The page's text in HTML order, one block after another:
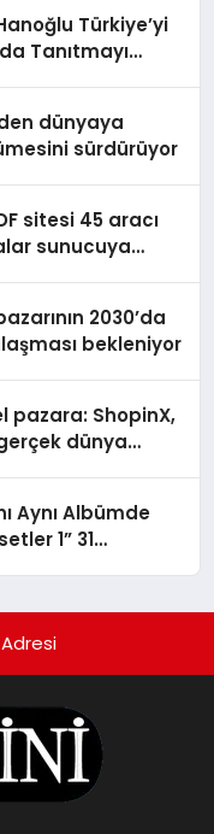
Türkiye’yi
Tanıtmayı
dünyaya
sürdürüyor
sitesi 45 aracı
sunucuya
2030’da
bekleniyor
pazara: ShopinX,
dünya
Aynı Albümde
1” 31